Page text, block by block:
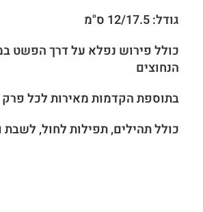
גודל: 12/17.5 ס"מ
כולל פירוש נפלא על דרך הפשט
הנחוצים
בתוספת הקדמות מאירות לכל פרק
כולל תהילים, תפילות לחול, לשבת